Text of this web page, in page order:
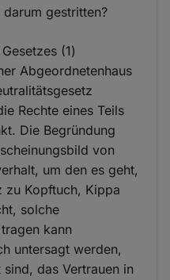
gestritten?
(1)
Abgeordnetenhaus
Rechte eines Teils
Die Begründung
von
um den es geht,
zu Kopftuch, Kippa
solche
kann
untersagt werden,
das Vertrauen in